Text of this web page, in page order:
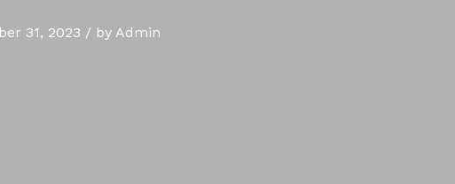
31, 2023 / by Admin